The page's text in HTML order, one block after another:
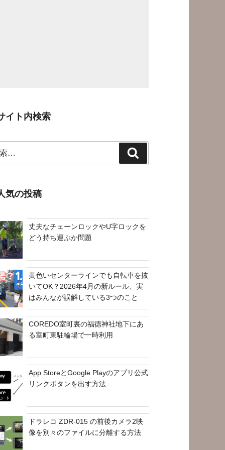
イト内検索
索
気の投稿
丈夫なチェーンロックやU字ロックを
どう持ち運ぶか問題
黄色いセンターラインでも自転車を抜
いてOK？2026年4月の新ルール、実
はみんなが誤解している3つのこと
COREDO室町裏の福徳神社地下にあ
る室町東駐輪場で一時利用
App StoreとGoogle Playのアプリ公式
リンクボタンを出す方法
ドラレコ ZDR-015 の前後カメラ2映
像を別々のファイルに分離する方法